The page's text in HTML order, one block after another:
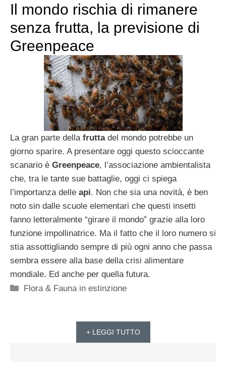
Il mondo rischia di rimanere
senza frutta, la previsione di
Greenpeace
La gran parte della fruttadel mondo potrebbe un
giorno sparire. A presentare oggi questo scioccante
scanario è Greenpeace, l’associazione ambientalista
che, tra le tante sue battaglie, oggi ci spiega
l’importanza delle api. Non che sia una novità, è ben
noto sin dalle scuole elementari che questi insetti
fanno letteralmente “girare il mondo” grazie alla loro
funzione impollinatrice. Ma il fatto che il loro numero si
stia assottigliando sempre di più ogni anno che passa
sembra essere alla base della crisi alimentare
mondiale. Ed anche per quella futura.
Categorie
Flora & Fauna in estinzione
+ LEGGI TUTTO